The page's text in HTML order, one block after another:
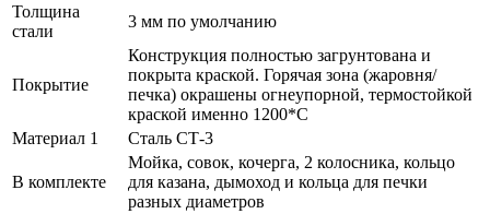
Толщина
стали
3 мм по умолчанию
Покрытие
Конструкция полностью загрунтована и
покрыта краской. Горячая зона (жаровня/
печка) окрашены огнеупорной, термостойкой
краской именно 1200*С
Материал 1
Сталь СТ-3
В комплекте
Мойка, совок, кочерга, 2 колосника, кольцо
для казана, дымоход и кольца для печки
разных диаметров